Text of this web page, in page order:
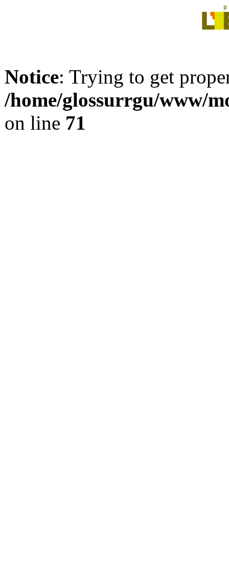
Notice: Trying to get
/home/glossurrgu/www/
on line 71